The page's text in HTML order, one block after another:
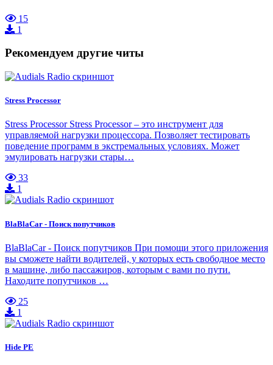
15
1
Рекомендуем другие читы
Stress Processor
Stress Processor Stress Processor – это инструмент для
управляемой нагрузки процессора. Позволяет тестировать
поведение программ в экстремальных условиях. Может
эмулировать нагрузки стары…
33
1
BlaBlaCar - Поиск попутчиков
BlaBlaCar - Поиск попутчиков При помощи этого приложения
вы сможете найти водителей, у которых есть свободное место
в машине, либо пассажиров, которым с вами по пути.
Находите попутчиков …
25
1
Hide PE